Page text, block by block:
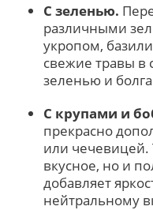
С зеленью.
различными
укропом,
свежие травы в
зеленью и
С крупами и
прекрасно
или чечевицей.
вкусное, но и
добавляет
нейтральному